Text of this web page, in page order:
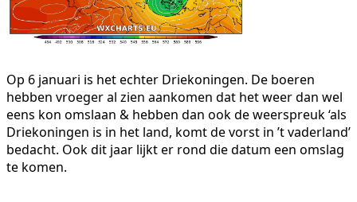
Op 6 januari is het echter Driekoningen. De boeren
hebben vroeger al zien aankomen dat het weer dan wel
eens kon omslaan & hebben dan ook de weerspreuk ‘als
Driekoningen is in het land, komt de vorst in ’t vaderland’
bedacht. Ook dit jaar lijkt er rond die datum een omslag
te komen.